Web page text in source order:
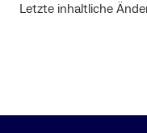
Letzte inhaltliche